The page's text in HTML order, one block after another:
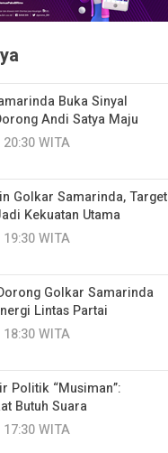
Buka Sinyal
Andi Satya Maju
WITA
Golkar Samarinda, Target
Kekuatan Utama
WITA
Golkar Samarinda
Lintas Partai
WITA
Politik “Musiman”:
Butuh Suara
WITA